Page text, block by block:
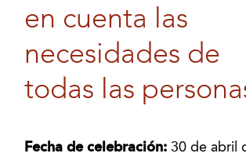
en cuenta las
necesidades de
todas las
Fecha de celebración:30 de abril